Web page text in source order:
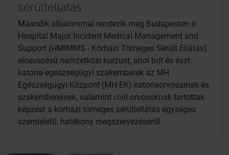
sérültellátás
Második alkalommal rendezik meg Budapesten a
Hospital Major Incident Medical Management and
Support (HMIMMS - Kórházi Tömeges Sérült Ellátás)
elnevezésű nemzetközi kurzust, ahol brit és észt
katona-egészségügyi szakemberek az MH
Egészségügyi Központ (MH EK) katonaorvosainak és
szakembereinek, valamint civil orvosoknak tartottak
képzést a kórházi tömeges sérültellátás egységes
szemléletű, hatékony megszervezéséről.